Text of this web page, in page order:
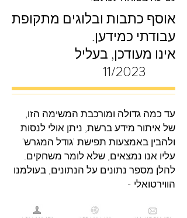
אוסף כתבות ובלוגים מתקופת
עבודתי כמידען.
אינו מעודכן, בעליל
עד כמה גדולה ומורכבת המשימה הזו,
של איתור מידע ברשת, ניתן אולי לנסות
ולהבין באמצעות תפישת 'גודל המגרש'
עליו אנו נמצאים, שלא לומר משחקים.
להלן מספר נתונים על הנתונים, בעולמנו
הווירטואלי -